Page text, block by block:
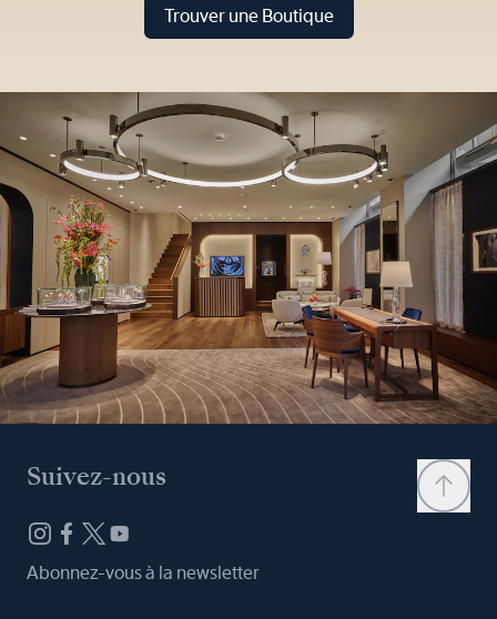
Trouver une Boutique
Suivez-nous
Abonnez-vous à la newsletter